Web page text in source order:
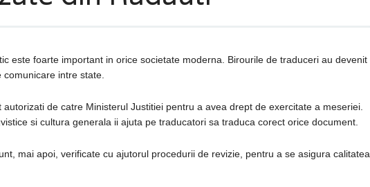
este foarte important in orice societate moderna. Birourile de traduceri au devenit
intre state.
autorizati de catre Ministerul Justitiei pentru a avea drept de exercitate a meseriei.
si cultura generala ii ajuta pe traducatori sa traduca corect orice document.
mai apoi, verificate cu ajutorul procedurii de revizie, pentru a se asigura calitatea